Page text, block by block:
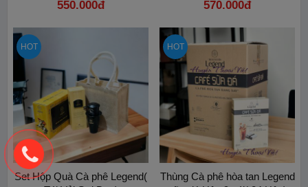
550.000đ 570.000đ
HOT
Set Hộp Quà Cà phê Legend(
HOT
Thùng Cà phê hòa tan Legend